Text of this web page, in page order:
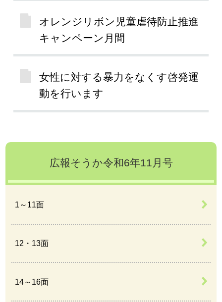
オレンジリボン児童虐待防止推進
キャンペーン月間
女性に対する暴力をなくす啓発運
動を行います
広報そうか令和6年11月号
1～11面
12・13面
14～16面